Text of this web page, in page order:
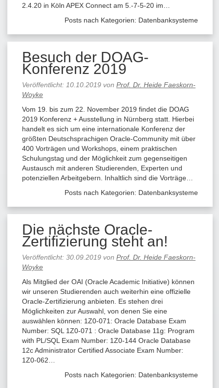
2.4.20 in Köln APEX Connect am 5.-7-5-20 im…
Posts nach Kategorien: Datenbanksysteme
Besuch der DOAG-
Konferenz 2019
Veröffentlicht: 10.10.2019 von Prof. Dr. Heide Faeskorn-
Woyke
Vom 19. bis zum 22. November 2019 findet die DOAG
2019 Konferenz + Ausstellung in Nürnberg statt. Hierbei
handelt es sich um eine internationale Konferenz der
größten Deutschsprachigen Oracle-Community mit über
400 Vorträgen und Workshops, einem praktischen
Schulungstag und der Möglichkeit zum gegenseitigen
Austausch mit anderen Studierenden, Experten und
potenziellen Arbeitgebern. Inhaltlich sind die Vorträge…
Posts nach Kategorien: Datenbanksysteme
Die nächste Oracle-
Zertifizierung steht an!
Veröffentlicht: 30.09.2019 von Prof. Dr. Heide Faeskorn-
Woyke
Als Mitglied der OAI (Oracle Academic Initiative) können
wir unseren Studierenden auch weiterhin eine offizielle
Oracle-Zertifizierung anbieten. Es stehen drei
Möglichkeiten zur Auswahl, von denen Sie eine
auswählen können: 1Z0-071: Oracle Database Exam
Number: SQL 1Z0-071 : Oracle Database 11g: Program
with PL/SQL Exam Number: 1Z0-144 Oracle Database
12c Administrator Certified Associate Exam Number:
1Z0-062…
Posts nach Kategorien: Datenbanksysteme